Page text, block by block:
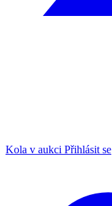
Kola v aukci Přihlásit se